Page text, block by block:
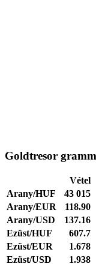
Goldtresor
Vétel
Arany/HUF
43 015
Arany/EUR
118.90
Arany/USD
137.16
Ezüst/HUF
607.7
Ezüst/EUR
1.678
Ezüst/USD
1.938